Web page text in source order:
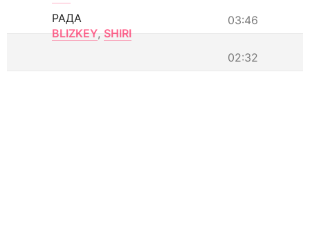
03:46
РАДА
BLIZKEY, SHIRI
02:32